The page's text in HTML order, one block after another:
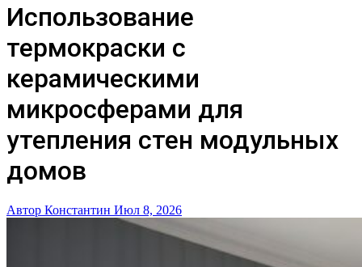
Использование
термокраски с
керамическими
микросферами для
утепления стен модульных
домов
Автор Константин Июл 8, 2026